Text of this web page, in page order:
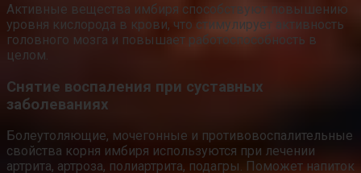
Активные вещества имбиря способствуют повышению
уровня кислорода в крови, что стимулирует активность
головного мозга и повышает работоспособность в
целом.
Снятие воспаления при суставных
заболеваниях
Болеутоляющие, мочегонные и противовоспалительные
свойства корня имбиря используются при лечении
артрита, артроза, полиартрита, подагры. Поможет напиток